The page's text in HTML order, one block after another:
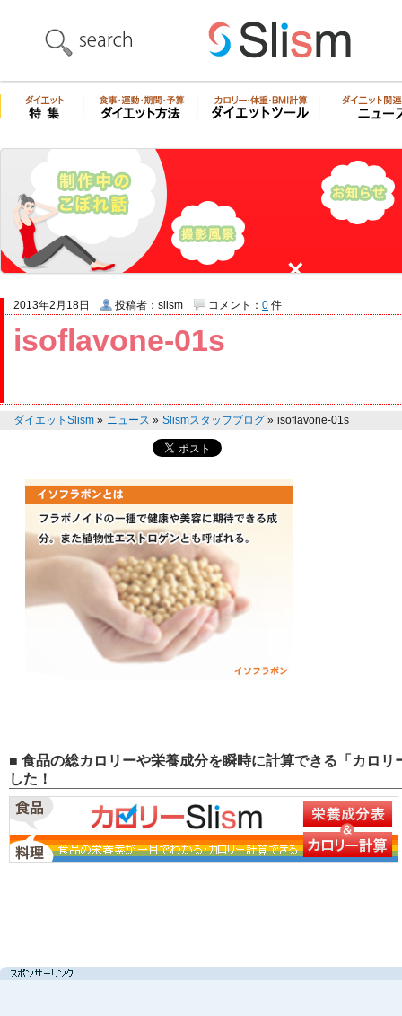
isoflavone-01s
2013年2月18日 投稿者：slism コメント： 0 件
ダイエットSlism » ニュース » Slismスタッフブログ » isoflavone-01s
■ 食品の総カロリーや栄養成分を瞬時に計算できる「カロ
した！